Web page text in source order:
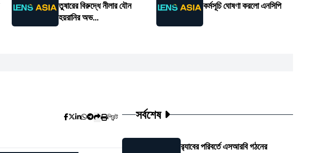
তুষারের বিরুদ্ধে নীলার যৌন
হয়রানির অভ...
কর্মসূচি ঘোষণা করলো এনসিপি
প্রিন্ট সর্বশেষ
র‍্যাবের পরিবর্তে এসআরবি গঠনের